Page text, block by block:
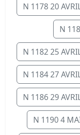
N 1178 20
N
N 1182 25
N 1184 27
N 1186 29
N 1190 4